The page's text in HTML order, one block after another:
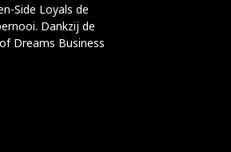
Side Loyals de
Dankzij de
Dreams Business